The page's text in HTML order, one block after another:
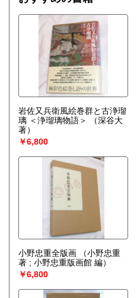
岩佐又兵衛風絵巻群と古浄瑠
璃 ＜浄瑠璃物語＞
（深谷大
著）
￥6,800
小野忠重全版画
（小野忠重
著 ; 小野忠重版画館 編）
￥6,800